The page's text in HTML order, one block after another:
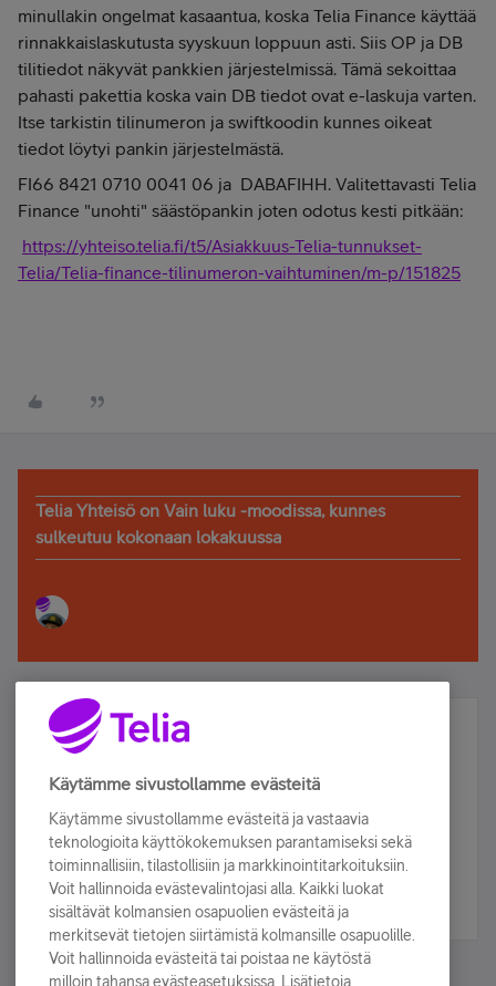
minullakin ongelmat kasaantua, koska Telia Finance käyttää
rinnakkaislaskutusta syyskuun loppuun asti. Siis OP ja DB
tilitiedot näkyvät pankkien järjestelmissä. Tämä sekoittaa
pahasti pakettia koska vain DB tiedot ovat e-laskuja varten.
Itse tarkistin tilinumeron ja swiftkoodin kunnes oikeat
tiedot löytyi pankin järjestelmästä.
FI66 8421 0710 0041 06 ja DABAFIHH. Valitettavasti Telia
Finance "unohti" säästöpankin joten odotus kesti pitkään:
https://yhteiso.telia.fi/t5/Asiakkuus-Telia-tunnukset-
Telia/Telia-finance-tilinumeron-vaihtuminen/m-p/151825
Telia Yhteisö on Vain luku -moodissa, kunnes
sulkeutuu kokonaan lokakuussa
Älä jää paitsi – osallistu ja voita!
Tilaa Telian uutiskirje ja olet mukana arvonnassa.
sähköpostiisi.
Tilaa nyt
Käytämme sivustollamme evästeitä
Käytämme sivustollamme evästeitä ja vastaavia
teknologioita käyttökokemuksen parantamiseksi sekä
toiminnallisiin, tilastollisiin ja markkinointitarkoituksiin.
Voit hallinnoida evästevalintojasi alla. Kaikki luokat
sisältävät kolmansien osapuolien evästeitä ja
merkitsevät tietojen siirtämistä kolmansille osapuolille.
Voit hallinnoida evästeitä tai poistaa ne käytöstä
milloin tahansa evästeasetuksissa. Lisätietoja